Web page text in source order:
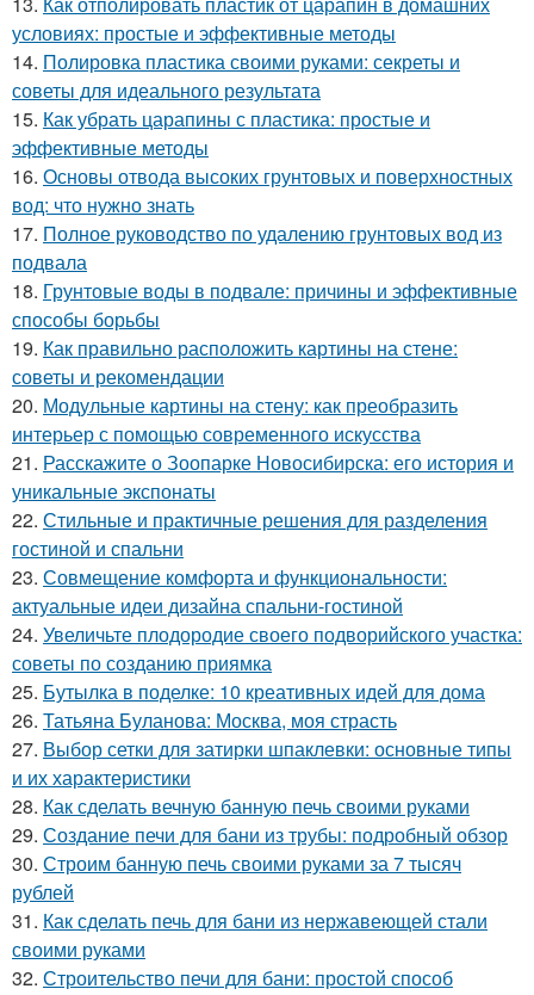
условиях: простые и эффективные методы
14. Полировка пластика своими руками: секреты и
советы для идеального результата
15. Как убрать царапины с пластика: простые и
эффективные методы
16. Основы отвода высоких грунтовых и поверхностных
вод: что нужно знать
17. Полное руководство по удалению грунтовых вод из
подвала
18. Грунтовые воды в подвале: причины и эффективные
способы борьбы
19. Как правильно расположить картины на стене:
советы и рекомендации
20. Модульные картины на стену: как преобразить
интерьер с помощью современного искусства
21. Расскажите о Зоопарке Новосибирска: его история и
уникальные экспонаты
22. Стильные и практичные решения для разделения
гостиной и спальни
23. Совмещение комфорта и функциональности:
актуальные идеи дизайна спальни-гостиной
24. Увеличьте плодородие своего подворийского участка:
советы по созданию приямка
25. Бутылка в поделке: 10 креативных идей для дома
26. Татьяна Буланова: Москва, моя страсть
27. Выбор сетки для затирки шпаклевки: основные типы
и их характеристики
28. Как сделать вечную банную печь своими руками
29. Создание печи для бани из трубы: подробный обзор
30. Строим банную печь своими руками за 7 тысяч
рублей
31. Как сделать печь для бани из нержавеющей стали
своими руками
32. Строительство печи для бани: простой способ